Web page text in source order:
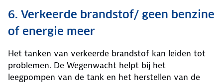
6. Verkeerde brandstof/ geen benzine
of energie meer
Het tanken van verkeerde brandstof kan leiden tot
problemen. De Wegenwacht helpt bij het
leegpompen van de tank en het herstellen van de